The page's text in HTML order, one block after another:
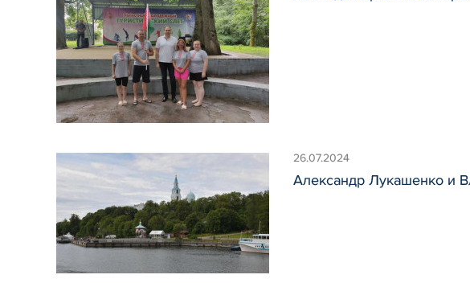
26.07.2024
Александр Лукашенко и